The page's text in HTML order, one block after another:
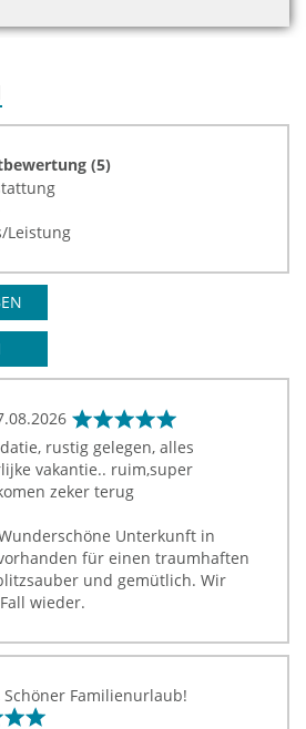
(5)
Leistung
rustig gelegen, alles
vakantie.. ruim,super
zeker terug
Unterkunft in
für einen traumhaften
und gemütlich. Wir
wieder.
Familienurlaub!